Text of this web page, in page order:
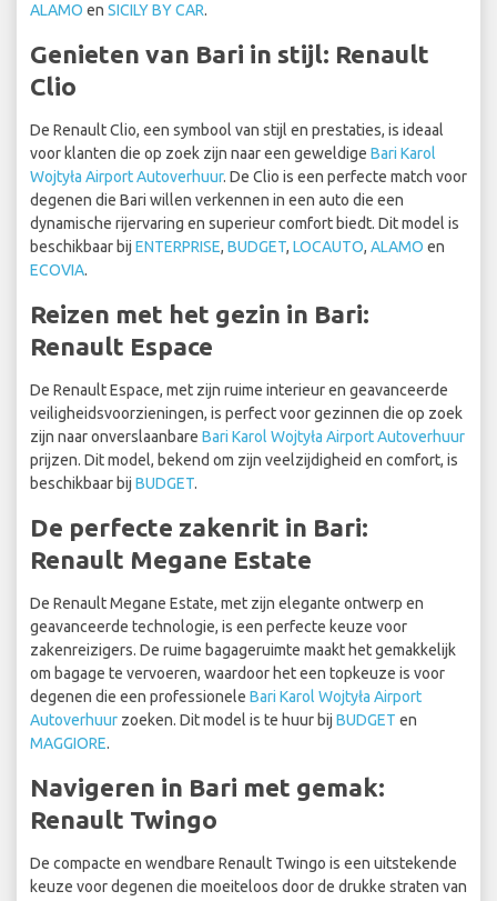
ALAMO en SICILY BY CAR.
Genieten van Bari in stijl: Renault
Clio
De Renault Clio, een symbool van stijl en prestaties, is ideaal
voor klanten die op zoek zijn naar een geweldige Bari Karol
Wojtyła Airport Autoverhuur. De Clio is een perfecte match voor
degenen die Bari willen verkennen in een auto die een
dynamische rijervaring en superieur comfort biedt. Dit model is
beschikbaar bij ENTERPRISE, BUDGET, LOCAUTO, ALAMO en
ECOVIA.
Reizen met het gezin in Bari:
Renault Espace
De Renault Espace, met zijn ruime interieur en geavanceerde
veiligheidsvoorzieningen, is perfect voor gezinnen die op zoek
zijn naar onverslaanbare Bari Karol Wojtyła Airport Autoverhuur
prijzen. Dit model, bekend om zijn veelzijdigheid en comfort, is
beschikbaar bij BUDGET.
De perfecte zakenrit in Bari:
Renault Megane Estate
De Renault Megane Estate, met zijn elegante ontwerp en
geavanceerde technologie, is een perfecte keuze voor
zakenreizigers. De ruime bagageruimte maakt het gemakkelijk
om bagage te vervoeren, waardoor het een topkeuze is voor
degenen die een professionele Bari Karol Wojtyła Airport
Autoverhuur zoeken. Dit model is te huur bij BUDGET en
MAGGIORE.
Navigeren in Bari met gemak:
Renault Twingo
De compacte en wendbare Renault Twingo is een uitstekende
keuze voor degenen die moeiteloos door de drukke straten van